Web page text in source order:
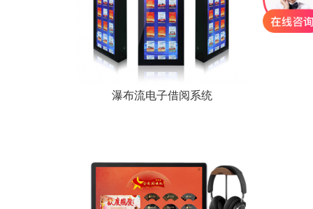
瀑布流电子借阅系统